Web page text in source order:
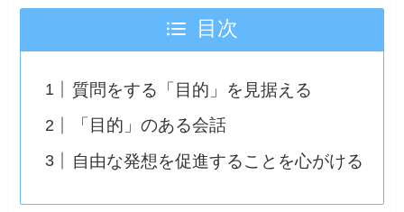
目次
質問をする「目的」を見据える
「目的」のある会話
自由な発想を促進することを心がける